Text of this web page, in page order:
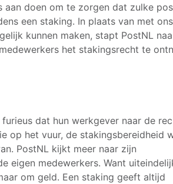
aan doen om te zorgen dat zulke
een staking. In plaats van met
kunnen maken, stapt PostNL
het stakingsrecht te
dat hun werkgever naar de
op het vuur, de stakingsbereidheid
PostNL kijkt meer naar zijn
eigen medewerkers. Want
om geld. Een staking geeft altijd